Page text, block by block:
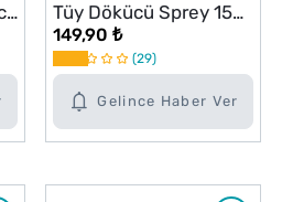
Gelince Haber Ver
Tüy Dökücü Sprey 150
ml
149,90 ₺
29